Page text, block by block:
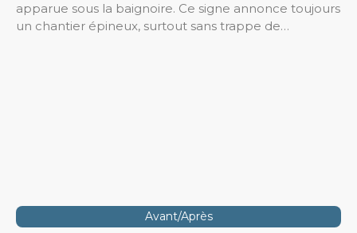
apparue sous la baignoire. Ce signe annonce toujours
un chantier épineux, surtout sans trappe de…
Avant/Après